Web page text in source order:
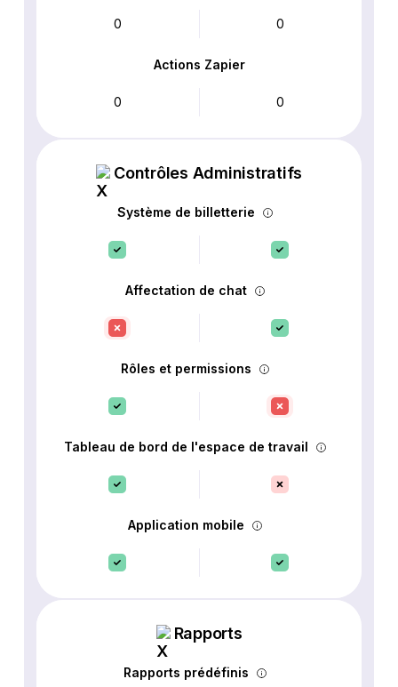
0 0
Actions Zapier
0 0
Contrôles Administratifs
Système de billetterie
Affectation de chat
Rôles et permissions
Tableau de bord de l'espace de travail
Application mobile
Rapports
Rapports prédéfinis